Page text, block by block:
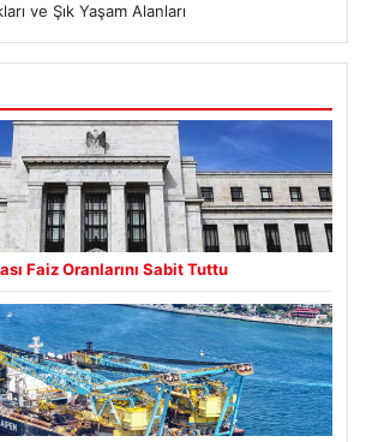
ve Şık Yaşam Alanları
Faiz Oranlarını Sabit Tuttu